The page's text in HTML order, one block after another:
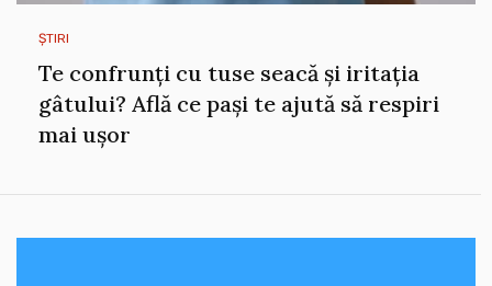
ȘTIRI
Te confrunți cu tuse seacă și iritația
gâtului? Află ce pași te ajută să respiri
mai ușor